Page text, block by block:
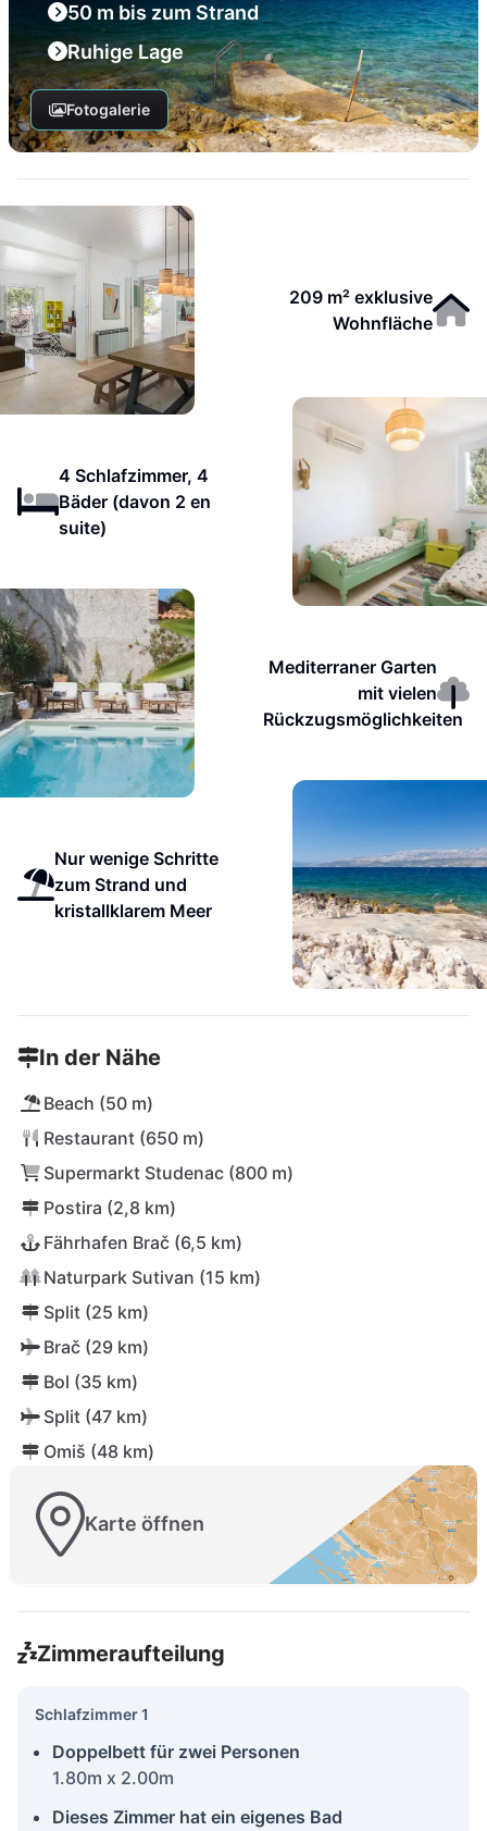
50 m bis zum Strand
Ruhige Lage
Fotogalerie
209 m² exklusive
Wohnfläche
4 Schlafzimmer, 4
Bäder (davon 2 en
suite)
Mediterraner Garten
mit vielen
Rückzugsmöglichkeiten
Nur wenige Schritte
zum Strand und
kristallklarem Meer
In der Nähe
Beach (50 m)
Restaurant (650 m)
Supermarkt Studenac (800 m)
Postira (2,8 km)
Fährhafen Brač (6,5 km)
Naturpark Sutivan (15 km)
Split (25 km)
Brač (29 km)
Bol (35 km)
Split (47 km)
Omiš (48 km)
Karte öffnen
Zimmeraufteilung
Schlafzimmer 1
Doppelbett für zwei Personen
1.80m x 2.00m
Dieses Zimmer hat ein eigenes Bad